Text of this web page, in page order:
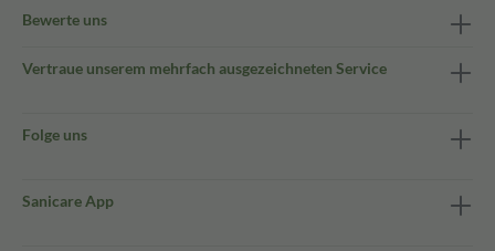
Bewerte uns
Vertraue unserem mehrfach ausgezeichneten Service
Folge uns
Sanicare App